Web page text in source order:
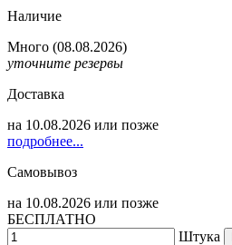
Наличие
Много (08.08.2026)
уточните резервы
Доставка
на 10.08.2026 или позже
подробнее...
Самовывоз
на 10.08.2026 или позже
БЕСПЛАТНО
Штука